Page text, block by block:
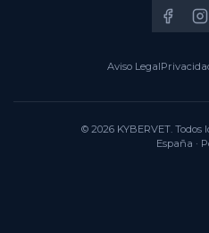
Aviso Legal
© 2026 KYBERVET. Todos
España ·